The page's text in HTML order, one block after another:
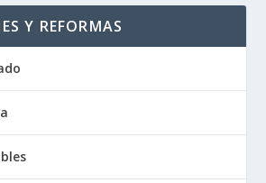
Y REFORMAS